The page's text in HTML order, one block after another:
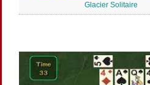
Glacier Solitaire